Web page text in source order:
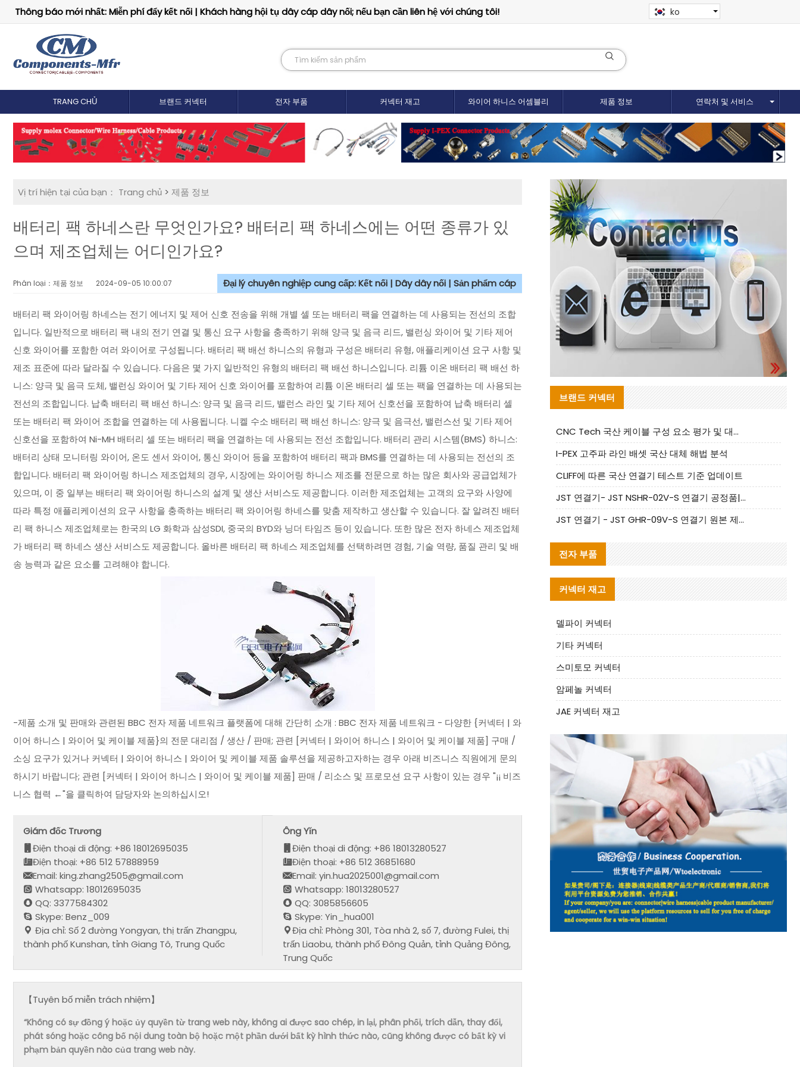
Thông báo mới nhất: Miễn phí đẩy kết nối | Khách hàng hội tụ dây cáp dây nối; nếu bạn cần liên hệ với chúng tôi! ko
TRANG CHỦ 브랜드 커넥터 전자 부품 커넥터 재고 와이어 하니스 어셈블리 제품 정보 연락처 및 서비스
Vị trí hiện tại của bạn： Trang chủ > 제품 정보
배터리 팩 하네스란 무엇인가요? 배터리 팩 하네스에는 어떤 종류가 있
으며 제조업체는 어디인가요?
Phân loại：제품 정보 2024-09-05 10:00:07 Đại lý chuyên nghiệp cung cấp: Kết nối | Dây dây nối | Sản phẩm cáp
배터리 팩 와이어링 하네스는 전기 에너지 및 제어 신호 전송을 위해 개별 셀 또는 배터리 팩을 연결하는 데 사용되는 전선의 조합
입니다. 일반적으로 배터리 팩 내의 전기 연결 및 통신 요구 사항을 충족하기 위해 양극 및 음극 리드, 밸런싱 와이어 및 기타 제어
신호 와이어를 포함한 여러 와이어로 구성됩니다. 배터리 팩 배선 하니스의 유형과 구성은 배터리 유형, 애플리케이션 요구 사항 및
제조 표준에 따라 달라질 수 있습니다. 다음은 몇 가지 일반적인 유형의 배터리 팩 배선 하니스입니다. 리튬 이온 배터리 팩 배선 하
니스: 양극 및 음극 도체, 밸런싱 와이어 및 기타 제어 신호 와이어를 포함하여 리튬 이온 배터리 셀 또는 팩을 연결하는 데 사용되는
전선의 조합입니다. 납축 배터리 팩 배선 하니스: 양극 및 음극 리드, 밸런스 라인 및 기타 제어 신호선을 포함하여 납축 배터리 셀
또는 배터리 팩 와이어 조합을 연결하는 데 사용됩니다. 니켈 수소 배터리 팩 배선 하니스: 양극 및 음극선, 밸런스선 및 기타 제어
신호선을 포함하여 Ni-MH 배터리 셀 또는 배터리 팩을 연결하는 데 사용되는 전선 조합입니다. 배터리 관리 시스템(BMS) 하니스:
배터리 상태 모니터링 와이어, 온도 센서 와이어, 통신 와이어 등을 포함하여 배터리 팩과 BMS를 연결하는 데 사용되는 전선의 조
합입니다. 배터리 팩 와이어링 하니스 제조업체의 경우, 시장에는 와이어링 하니스 제조를 전문으로 하는 많은 회사와 공급업체가
있으며, 이 중 일부는 배터리 팩 와이어링 하니스의 설계 및 생산 서비스도 제공합니다. 이러한 제조업체는 고객의 요구와 사양에
따라 특정 애플리케이션의 요구 사항을 충족하는 배터리 팩 와이어링 하네스를 맞춤 제작하고 생산할 수 있습니다. 잘 알려진 배터
리 팩 하니스 제조업체로는 한국의 LG 화학과 삼성SDI, 중국의 BYD와 닝더 타임즈 등이 있습니다. 또한 많은 전자 하네스 제조업체
가 배터리 팩 하네스 생산 서비스도 제공합니다. 올바른 배터리 팩 하네스 제조업체를 선택하려면 경험, 기술 역량, 품질 관리 및 배
송 능력과 같은 요소를 고려해야 합니다.
-제품 소개 및 판매와 관련된 BBC 전자 제품 네트워크 플랫폼에 대해 간단히 소개 : BBC 전자 제품 네트워크 - 다양한 {커넥터 | 와
이어 하니스 | 와이어 및 케이블 제품}의 전문 대리점 / 생산 / 판매; 관련 [커넥터 | 와이어 하니스 | 와이어 및 케이블 제품] 구매 /
소싱 요구가 있거나 커넥터 | 와이어 하니스 | 와이어 및 케이블 제품 솔루션을 제공하고자하는 경우 아래 비즈니스 직원에게 문의
하시기 바랍니다; 관련 [커넥터 | 와이어 하니스 | 와이어 및 케이블 제품] 판매 / 리소스 및 프로모션 요구 사항이 있는 경우 "¡¡ 비즈
니스 협력 ←"을 클릭하여 담당자와 논의하십시오!
Giám đốc Trương
Điện thoại di động: +86 18012695035
Điện thoại: +86 512 57888959
Email: king.zhang2505@gmail.com
Whatsapp: 18012695035
QQ: 3377584302
Skype: Benz_009
Địa chỉ: Số 2 đường Yongyan, thị trấn Zhangpu,
thành phố Kunshan, tỉnh Giang Tô, Trung Quốc
Ông Yǐn
Điện thoại di động: +86 18013280527
Điện thoại: +86 512 36851680
Email: yin.hua2025001@gmail.com
Whatsapp: 18013280527
QQ: 3085856605
Skype: Yin_hua001
Địa chỉ: Phòng 301, Tòa nhà 2, số 7, đường Fulei, thị
trấn Liaobu, thành phố Đông Quản, tỉnh Quảng Đông,
Trung Quốc
【Tuyên bố miễn trách nhiệm】
“Không có sự đồng ý hoặc ủy quyền từ trang web này, không ai được sao chép, in lại, phân phối, trích dẫn, thay đổi,
phát sóng hoặc công bố nội dung toàn bộ hoặc một phần dưới bất kỳ hình thức nào, cũng không được có bất kỳ vi
phạm bản quyền nào của trang web này.
브랜드 커넥터
CNC Tech 국산 케이블 구성 요소 평가 및 대량 생산 적합성 가이드
I-PEX 고주파 라인 배셋 국산 대체 해법 분석
CLIFF에 따른 국산 연결기 테스트 기준 업데이트
JST 연결기- JST NSHR-02V-S 연결기 공정품|대체품 제공
JST 연결기 - JST GHR-09V-S 연결기 원본 제품 제공 | 대체품 제공
전자 부품
커넥터 재고
델파이 커넥터
기타 커넥터
스미토모 커넥터
암페놀 커넥터
JAE 커넥터 재고